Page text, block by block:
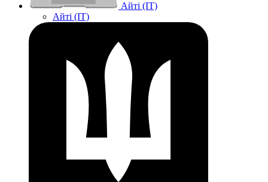
Айті (IT)
Айті (IT)